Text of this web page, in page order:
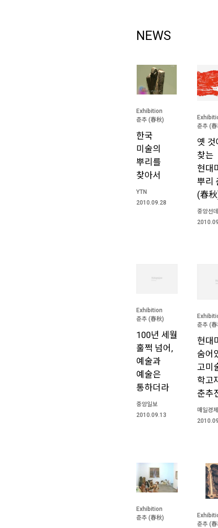
NEWS
Exhibition
춘추 (春秋)
한국
미술의
뿌리를
찾아서
YTN
2010.09.28
춘추 (
옛 것
찾는
현대
뿌리
(春
중앙선
Exhibition
춘추 (春秋)
100년 세월
훌쩍 넘어,
예술과
예술은
통하더라
중앙일보
2010.09.13
춘추 (
현대
숨어
고미
학고
춘추
매일경제
Exhibition
춘추 (春秋)
춘추 (